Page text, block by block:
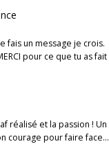
fais un message je crois.
pour ce que tu as fait
réalisé et la passion ! Un
courage pour faire face…